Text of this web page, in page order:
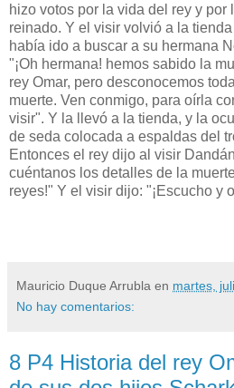
hizo votos por la vida del rey y por
reinado. Y el visir volvió a la
había ido a buscar a su hermana
"¡Oh hermana! hemos sabido la
rey Omar, pero desconocemos
muerte. Ven conmigo, para oírla
visir". Y la llevó a la tienda, y la
de seda colocada a espaldas del
Entonces el rey dijo al visir
cuéntanos los detalles de la
reyes!" Y el visir dijo: "¡Escucho y
Mauricio Duque Arrubla en martes,
No hay comentarios:
8 P4 Historia del rey